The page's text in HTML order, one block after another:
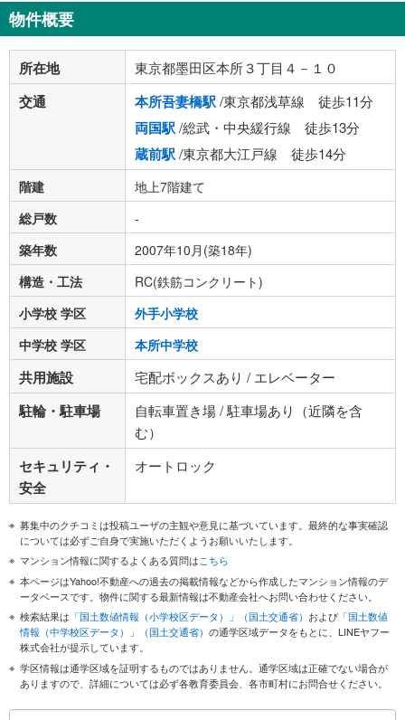
物件概要
所在地 東京都墨田区本所３丁目４－１０
交通 本所吾妻橋駅/東京都浅草線 徒歩11分
両国駅/総武・中央緩行線 徒歩13分
蔵前駅/東京都大江戸線 徒歩14分
階建
地上7階建て
総戸数
-
築年数
2007年10月(築18年)
構造・工法
RC(鉄筋コンクリート)
小学校 学区
外手小学校
中学校 学区
本所中学校
共用施設 宅配ボックスあり / エレベーター
駐輪・駐車場
自転車置き場 / 駐車場あり（近隣を含
む）
セキュリティ・
安全
オートロック
募集中のクチコミは投稿ユーザの主観や意見に基づいています。最終的な事実確認
については必ずご自身で実施いただくようお願いいたします。
マンション情報に関するよくある質問はこちら
本ページはYahoo!不動産への過去の掲載情報などから作成したマンション情報のデ
ータベースです。物件に関する最新情報は不動産会社へお問い合わせください。
検索結果は 「国土数値情報（小学校区データ）」（国土交通省） および 「国土数値
情報（中学校区データ）」（国土交通省） の通学区域データをもとに、LINEヤフー
株式会社が提示しています。
学区情報は通学区域を証明するものではありません。通学区域は正確でない場合が
ありますので、詳細については必ず各教育委員会、各市町村にお問合せください。